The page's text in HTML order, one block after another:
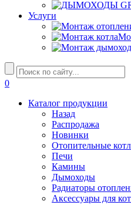
Услуги
0
Каталог продукции
Назад
Распродажа
Новинки
Отопительные
Печи
Камины
Дымоходы
Радиаторы
Аксессуары для